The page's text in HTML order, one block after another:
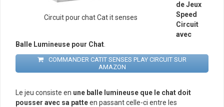
Circuit pour chat Cat it senses
de Jeux
Speed
Circuit
avec
Balle Lumineuse pour Chat
COMMANDER CATIT SENSES PLAY CIRCUIT SUR
AMAZON
Le jeu consiste en une balle lumineuse que le chat doit
pousser avec sa patteen passant celle-ci entre les